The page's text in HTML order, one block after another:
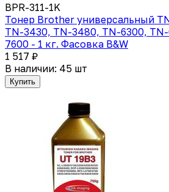
BPR-311-1K
Тонер Brother универсальный
TN-3430, TN-3480, TN-6300,
7600 - 1 кг. Фасовка B&W
1 517 ₽
В наличии: 45 шт
Купить